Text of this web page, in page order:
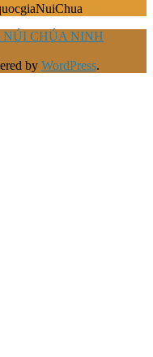
CHÚA NINH
by WordPress.